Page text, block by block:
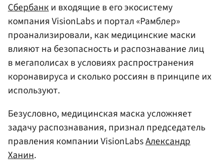
Сбербанки входящие в его экосистему
компания VisionLabs и портал «Рамблер»
проанализировали, как медицинские маски
влияют на безопасность и распознавание лиц
в мегаполисах в условиях распространения
коронавируса и сколько россиян в принципе их
используют.
Безусловно, медицинская маска усложняет
задачу распознавания, признал председатель
правления компании VisionLabsАлександр
Ханин.